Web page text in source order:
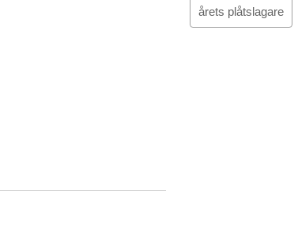
årets plåtslagare